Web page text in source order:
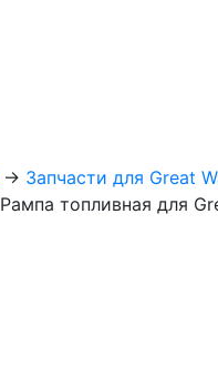
→ Запчасти для Great
Рампа топливная для